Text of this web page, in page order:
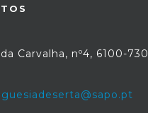
Carvalha, nº4, 6100-730